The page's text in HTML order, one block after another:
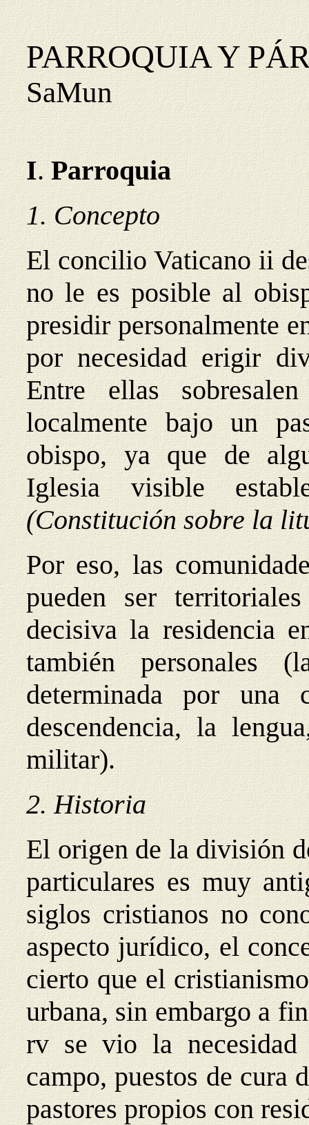
PARROQUIA Y
SaMun
I.Parroquia
1. Concepto
El concilio Vaticano ii
no le es posible al
presidir personalmente
por necesidad erigir
Entre ellas
localmente bajo un
obispo, ya que de
Iglesia visible
(Constitución sobre la
Por eso, las
pueden ser
decisiva la residencia
también personales
determinada por una
descendencia, la
militar).
2. Historia
El origen de la división
particulares es muy
siglos cristianos no
aspecto jurídico, el
cierto que el
urbana, sin embargo a
rv se vio la necesidad
campo, puestos de cura
pastores propios con